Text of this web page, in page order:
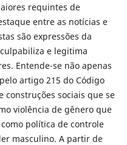
requintes de
entre as notícias e
são expressões da
e legitima
Entende-se não apenas
artigo 215 do Código
construções sociais que se
violência de gênero que
política de controle
masculino. A partir de